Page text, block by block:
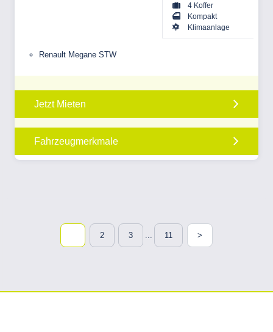
4 Koffer
Kompakt
Klimaanlage
Renault Megane STW
Jetzt Mieten
Fahrzeugmerkmale
2 3 ... 11 >